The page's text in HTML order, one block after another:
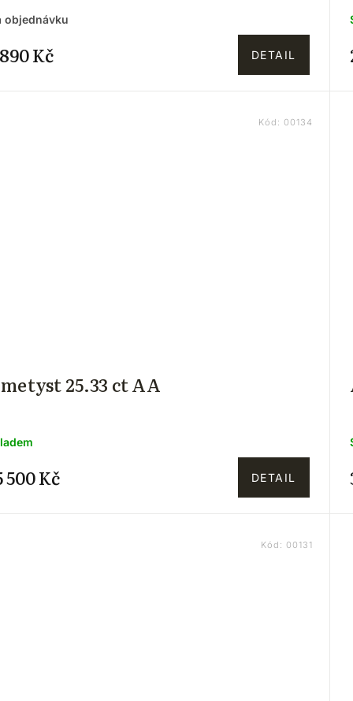
objednávku
Kč DETAIL
25.33 ct AA
500 Kč DETAIL
Kód: 00134
Kód: 00131